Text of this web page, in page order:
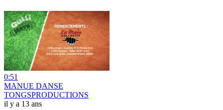
0:51
MANUE DANSE
TONGSPRODUCTIONS
il y a 13 ans